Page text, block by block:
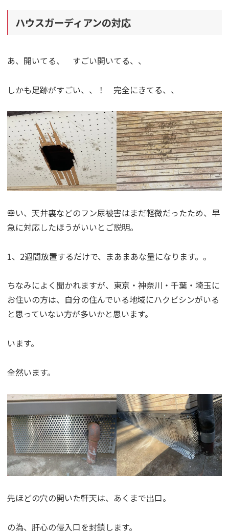
ハウスガーディアンの対応
あ、開いてる、 すごい開いてる、、
しかも足跡がすごい、、！ 完全にきてる、、
幸い、天井裏などのフン尿被害はまだ軽微だったため、早
急に対応したほうがいいとご説明。
1、2週間放置するだけで、まあまあな量になります。。
ちなみによく聞かれますが、東京・神奈川・千葉・埼玉に
お住いの方は、自分の住んでいる地域にハクビシンがいる
と思っていない方が多いかと思います。
います。
全然います。
先ほどの穴の開いた軒天は、あくまで出口。
の為、肝心の侵入口を封鎖します。